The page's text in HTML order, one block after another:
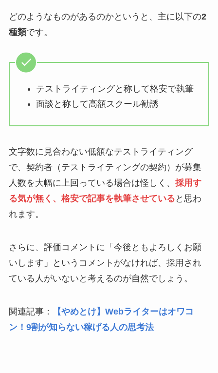
どのようなものがあるのかというと、主に以下の2
種類です。
テストライティングと称して格安で執筆
面談と称して高額スクール勧誘
文字数に見合わない低額なテストライティング
で、契約者（テストライティングの契約）が募集
人数を大幅に上回っている場合は怪しく、 採用す
る気が無く、格安で記事を執筆させている と思わ
れます。
さらに、評価コメントに「今後ともよろしくお願
いします」というコメントがなければ、採用され
ている人がいないと考えるのが自然でしょう。
関連記事：
【やめとけ】Webライターはオワコ
ン！9割が知らない稼げる人の思考法